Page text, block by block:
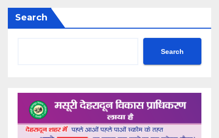
Search
Search